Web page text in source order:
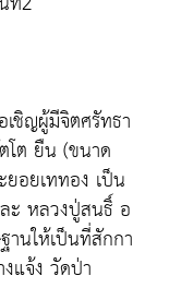
ชิญผู้มีจิตศรัทธา
ต ยืน (ขนาด
อยเททอง เป็น
ะ หลวงปู่สนธิ์ อ
นให้เป็นที่สักกา
แจ้ง วัดป่า